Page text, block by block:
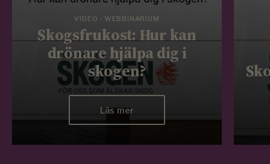
VIDEO - WEBBINARIUM
Skogsfrukost: Hur kan
drönare hjälpa dig i
skogen?
Läs mer